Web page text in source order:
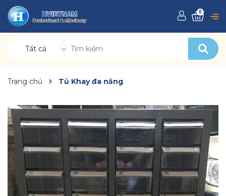
Tất cả
0
Trang chủ Tủ Khay đa năng